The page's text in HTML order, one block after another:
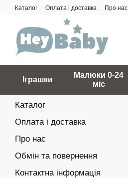
Перейти до основного контенту
Каталог Оплата і доставка Про нас
Іграшки
Малюки 0-24
міс
Каталог
Оплата і доставка
Про нас
Обмін та повернення
Контактна інформація